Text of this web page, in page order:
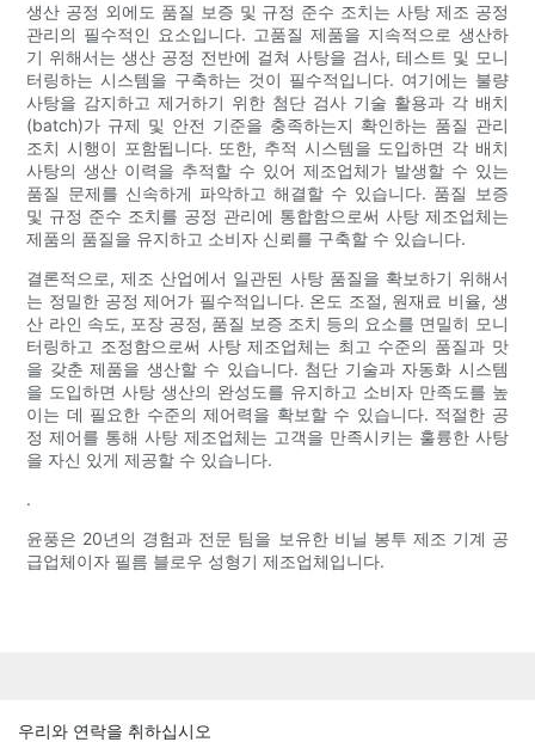
생산 공정 외에도 품질 보증 및 규정 준수 조치는 사탕 제조 공정
관리의 필수적인 요소입니다. 고품질 제품을 지속적으로 생산하
기 위해서는 생산 공정 전반에 걸쳐 사탕을 검사, 테스트 및 모니
터링하는 시스템을 구축하는 것이 필수적입니다. 여기에는 불량
사탕을 감지하고 제거하기 위한 첨단 검사 기술 활용과 각 배치
(batch)가 규제 및 안전 기준을 충족하는지 확인하는 품질 관리
조치 시행이 포함됩니다. 또한, 추적 시스템을 도입하면 각 배치
사탕의 생산 이력을 추적할 수 있어 제조업체가 발생할 수 있는
품질 문제를 신속하게 파악하고 해결할 수 있습니다. 품질 보증
및 규정 준수 조치를 공정 관리에 통합함으로써 사탕 제조업체는
제품의 품질을 유지하고 소비자 신뢰를 구축할 수 있습니다.
결론적으로, 제조 산업에서 일관된 사탕 품질을 확보하기 위해서
는 정밀한 공정 제어가 필수적입니다. 온도 조절, 원재료 비율, 생
산 라인 속도, 포장 공정, 품질 보증 조치 등의 요소를 면밀히 모니
터링하고 조정함으로써 사탕 제조업체는 최고 수준의 품질과 맛
을 갖춘 제품을 생산할 수 있습니다. 첨단 기술과 자동화 시스템
을 도입하면 사탕 생산의 완성도를 유지하고 소비자 만족도를 높
이는 데 필요한 수준의 제어력을 확보할 수 있습니다. 적절한 공
정 제어를 통해 사탕 제조업체는 고객을 만족시키는 훌륭한 사탕
을 자신 있게 제공할 수 있습니다.
.
윤풍은 20년의 경험과 전문 팀을 보유한 비닐 봉투 제조 기계 공
급업체이자 필름 블로우 성형기 제조업체입니다.
우리와 연락을 취하십시오